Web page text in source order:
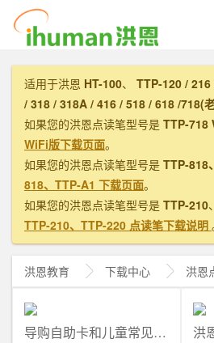
适用于洪恩 HT-100、 TTP-120 /
/ 318 / 318A / 416 / 518 / 618 /718(
如果您的洪恩点读笔型号是 TTP-718
WiFi版下载页面。
如果您的洪恩点读笔型号是 TTP-818
818、TTP-A1 下载页面。
如果您的洪恩点读笔型号是 TTP-210、
TTP-210、TTP-220 点读笔下载说明
洪恩教育 下载中心 洪恩
导购自助卡和儿童常见问题解答